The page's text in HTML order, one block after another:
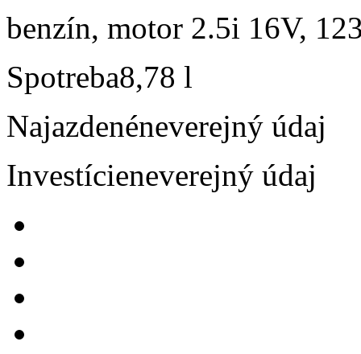
benzín, motor 2.5i 16V,
Spotreba8,78 l
Najazdenéneverejný údaj
Investícieneverejný údaj